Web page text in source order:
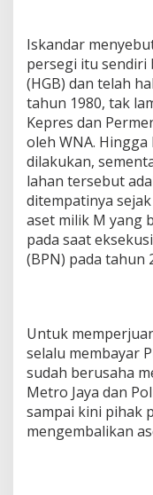
Iskandar
persegi itu sendiri
(HGB) dan telah
tahun 1980, tak
Kepres dan
oleh WNA.
dilakukan,
lahan tersebut
ditempatinya
aset milik M yang
pada saat
(BPN) pada tahun
Untuk
selalu membayar
sudah berusaha
Metro Jaya dan
sampai kini pihak
mengembalikan